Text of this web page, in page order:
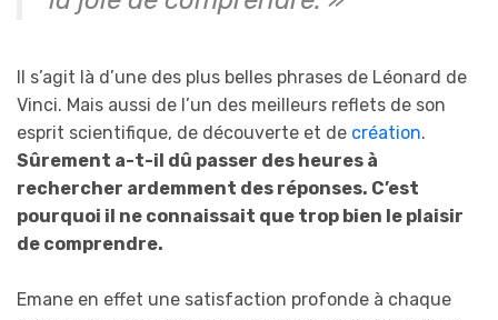
Il s’agit là d’une des plus belles phrases de Léonard de
Vinci. Mais aussi de l’un des meilleurs reflets de son
esprit scientifique, de découverte et de création.
Sûrement a-t-il dû passer des heures à
rechercher ardemment des réponses. C’est
pourquoi il ne connaissait que trop bien le plaisir
de comprendre.
Emane en effet une satisfaction profonde à chaque